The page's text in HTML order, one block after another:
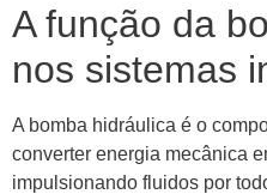
A função da
nos sistemas
A bomba hidráulica é o
converter energia mecânica
impulsionando fluidos por